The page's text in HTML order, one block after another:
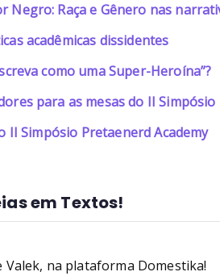
Negro: Raça e Gênero nas
acadêmicas dissidentes
como uma Super-Heroína”?
para as mesas do II
II Simpósio Pretaenerd Academy
em Textos!
Valek, na plataforma Domestika!